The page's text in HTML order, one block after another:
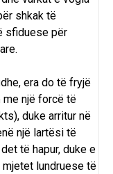
shkak të
sfiduese për
era do të fryjë
me një forcë të
duke arritur në
një lartësi të
të hapur, duke e
lundruese të